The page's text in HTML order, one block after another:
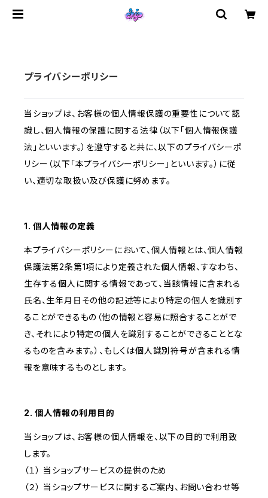
プライバシーポリシー
当ショップは、お客様の個人情報保護の重要性について認
識し、個人情報の保護に関する法律（以下「個人情報保護
法」といいます。）を遵守すると共に、以下のプライバシーポ
リシー（以下「本プライバシーポリシー」といいます。）に従
い、適切な取扱い及び保護に努めます。
1. 個人情報の定義
本プライバシーポリシーにおいて、個人情報とは、個人情報
保護法第2条第1項により定義された個人情報、すなわち、
生存する個人に関する情報であって、当該情報に含まれる
氏名、生年月日その他の記述等により特定の個人を識別す
ることができるもの（他の情報と容易に照合することがで
き、それにより特定の個人を識別することができることとな
るものを含みます。）、もしくは個人識別符号が含まれる情
報を意味するものとします。
2. 個人情報の利用目的
当ショップは、お客様の個人情報を、以下の目的で利用致
します。
（１） 当ショップサービスの提供のため
（２） 当ショップサービスに関するご案内、お問い合わせ等